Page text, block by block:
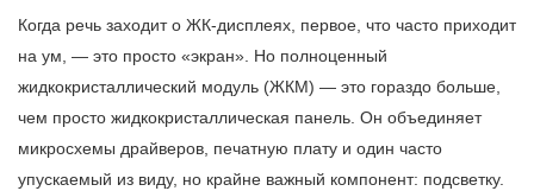
Когда речь заходит о ЖК-дисплеях, первое, что часто приходит
на ум, — это просто «экран». Но полноценный
жидкокристаллический модуль (ЖКМ) — это гораздо больше,
чем просто жидкокристаллическая панель. Он объединяет
микросхемы драйверов, печатную плату и один часто
упускаемый из виду, но крайне важный компонент: подсветку.